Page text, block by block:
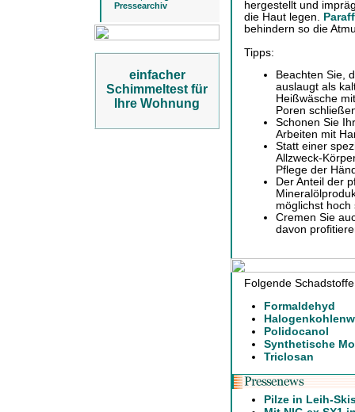
Pressearchiv
einfacher
Schimmeltest für
Ihre Wohnung
hergestellt und
die Haut legen.
behindern so die
Tipps:
Beachten Sie,
auslaugt als
Heißwäsche
Poren
Schonen Sie
Arbeiten mit
Statt einer
Allzweck-
Pflege der
Der Anteil der
möglichst
Cremen Sie
davon
Folgende
Formaldehyd
Polidocanol
Synthetische
Triclosan
Pilze in Leih-